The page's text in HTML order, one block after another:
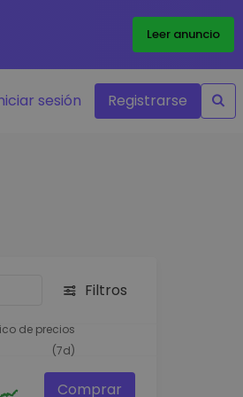
Leer anuncio
sesión Registrarse
Filtros
de precios
(7d)
Comprar